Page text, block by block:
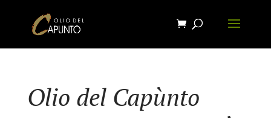
Olio del Capùnto